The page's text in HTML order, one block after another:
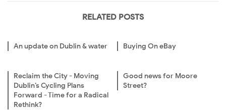
RELATED POSTS
An update on Dublin & water Buying On eBay
Reclaim the City - Moving
Dublin’s Cycling Plans
Forward - Time for a Radical
Rethink?
Good news for Moore
Street?